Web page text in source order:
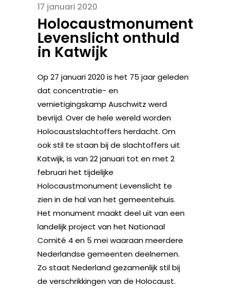
17 januari 2020
Holocaustmonument
Levenslicht onthuld
in Katwijk
Op 27 januari 2020 is het 75 jaar geleden
dat concentratie- en
vernietigingskamp Auschwitz werd
bevrijd. Over de hele wereld worden
Holocaustslachtoffers herdacht. Om
ook stil te staan bij de slachtoffers uit
Katwijk, is van 22 januari tot en met 2
februari het tijdelijke
Holocaustmonument Levenslicht te
zien in de hal van het gemeentehuis.
Het monument maakt deel uit van een
landelijk project van het Nationaal
Comité 4 en 5 mei waaraan meerdere
Nederlandse gemeenten deelnemen.
Zo staat Nederland gezamenlijk stil bij
de verschrikkingen van de Holocaust.